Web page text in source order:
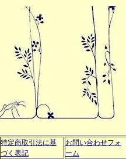
特定商取引法に基
づく表記
お問い合わせフォ
ーム